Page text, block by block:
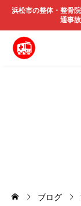
浜松市の整体・整骨
通事
ブログ